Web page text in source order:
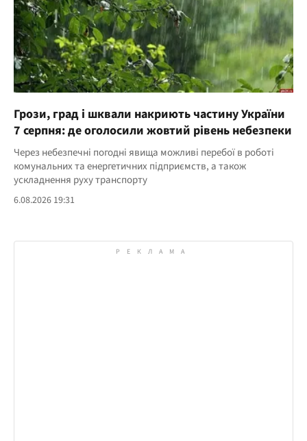
Грози, град і шквали накриють частину України
7 серпня: де оголосили жовтий рівень небезпеки
Через небезпечні погодні явища можливі перебої в роботі
комунальних та енергетичних підприємств, а також
ускладнення руху транспорту
6.08.2026 19:31